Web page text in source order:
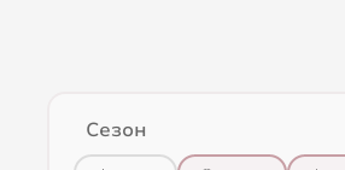
Сезон